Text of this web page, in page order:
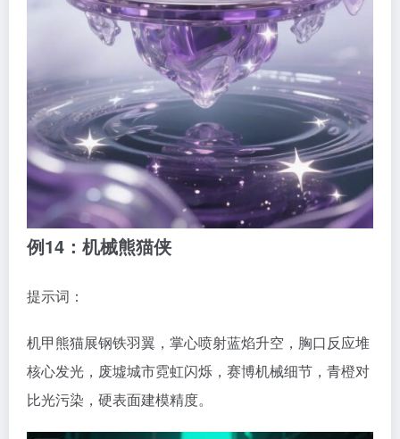
例14：机械熊猫侠
提示词：
机甲熊猫展钢铁羽翼，掌心喷射蓝焰升空，胸口反应堆
核心发光，废墟城市霓虹闪烁，赛博机械细节，青橙对
比光污染，硬表面建模精度。